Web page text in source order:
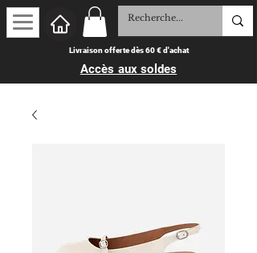
Livraison offerte dès 60 € d'achat
Accès aux soldes